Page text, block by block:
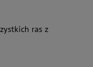
ras z